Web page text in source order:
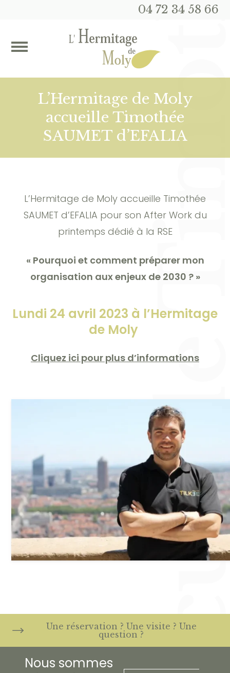
04 72 34 58 66
L’Hermitage de Moly
accueille Timothée
SAUMET d’EFALIA
L’Hermitage de Moly accueille Timothée
SAUMET d’EFALIA pour son After Work du
printemps dédié à la RSE
« Pourquoi et comment préparer mon
organisation aux enjeux de 2030 ? »
Lundi 24 avril 2023 à l’Hermitage
de Moly
Cliquez ici pour plus d’informations
Une réservation ? Une visite ? Une
question ?
Nous sommes